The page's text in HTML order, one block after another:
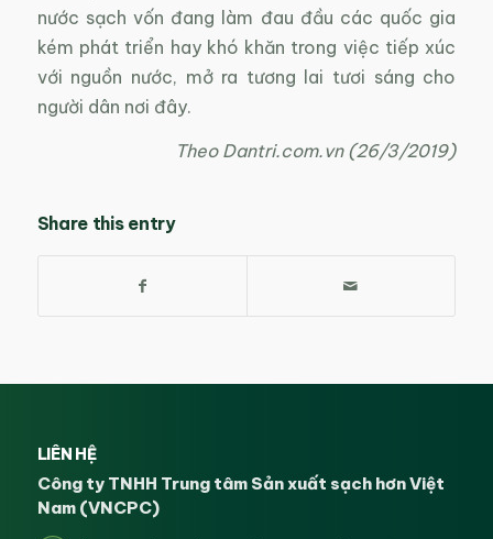
nước sạch vốn đang làm đau đầu các quốc gia
kém phát triển hay khó khăn trong việc tiếp xúc
với nguồn nước, mở ra tương lai tươi sáng cho
người dân nơi đây.
Theo Dantri.com.vn (26/3/2019)
Share this entry
LIÊN HỆ
Công ty TNHH Trung tâm Sản xuất sạch hơn Việt
Nam (VNCPC)